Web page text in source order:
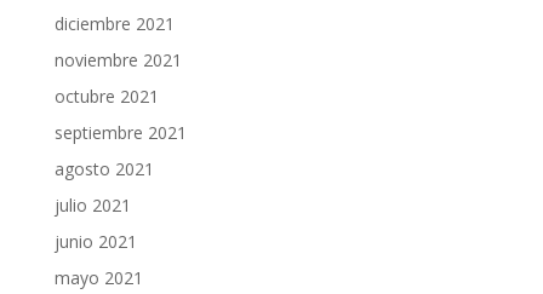
diciembre 2021
noviembre 2021
octubre 2021
septiembre 2021
agosto 2021
julio 2021
junio 2021
mayo 2021